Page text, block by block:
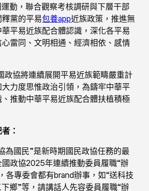
動，聯合觀察考核調研與下層干部
黨的平易包養app近族政策，推進無
平易近族配合體認識，深化各平易
雷同、文明相通、經濟相依、感情
政協將連續展開平易近族範疇嚴重計
力度思惟政治引領，為鑄牢中華平
推動中華平易近族配合體扶植積極
：
為國民”是新時期國民政協任務的最
政協2025年連續推動委員履職“辦
各專委會都有brand辦事，如“送科技
鄉”等，請講話人先容委員履職“辦